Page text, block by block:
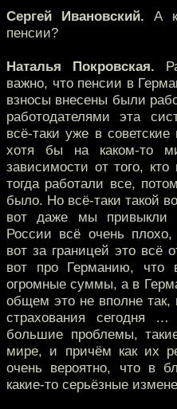
Сергей Ивановский. А
пенсии?
Наталья Покровская.
важно, что пенсии в
взносы внесены были
работодателями эта
всё-таки уже в
хотя бы на каком-то
зависимости от того, кто
тогда работали все,
было. Но всё-таки такой
вот даже мы привыкли
России всё очень
вот за границей это всё
вот про Германию, что
огромные суммы, а в
общем это не вполне так,
страхования сегодня
большие проблемы,
мире, и причём как их
очень вероятно, что в
какие-то серьёзные